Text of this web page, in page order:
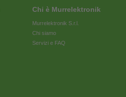
Chi è Murrelektronik
Murrelektronik S.r.l.
Chi siamo
Servizi e FAQ